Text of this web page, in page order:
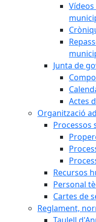
Vídeos
Junta de
Actes
Organització
Processos
Recursos
Personal
Cartes de
Reglament,